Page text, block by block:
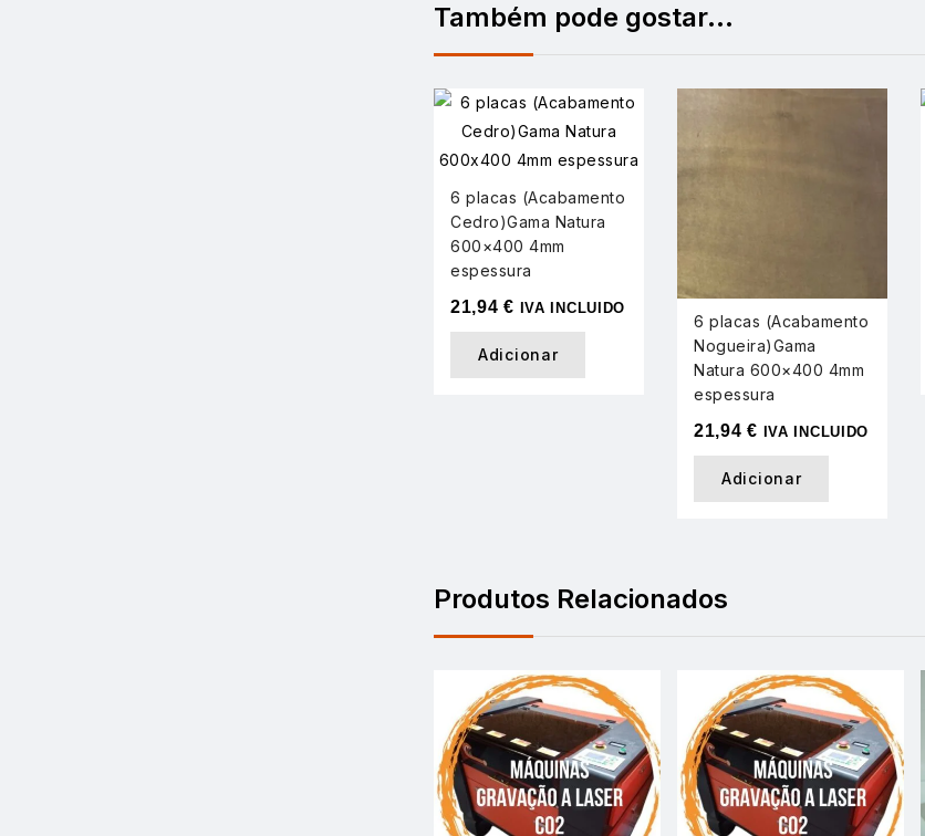
Também pode gostar…
6 placas (Acabamento
Cedro)Gama Natura
600×400 4mm
espessura
21,94€ IVA INCLUIDO
Adicionar
6 placas (Acabamento
Nogueira)Gama
Natura 600×400 4mm
espessura
21,94€ IVA INCLUIDO
Adicionar
Produtos Relacionados